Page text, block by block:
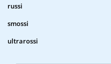
russi
smossi
ultrarossi